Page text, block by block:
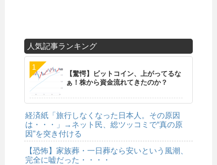
人気記事ランキング
【驚愕】ビットコイン、上がってるな
ぁ！株から資金流れてきたのか？
経済紙「旅行しなくなった日本人。その原因
は・・・」→ネット民、総ツッコミで“真の原
因”を突き付ける
【恐怖】家族葬・一日葬なら安いという風潮、
完全に嘘だった・・・・